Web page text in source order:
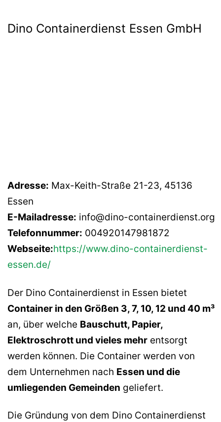
Dino Containerdienst Essen GmbH
Adresse: Max-Keith-Straße 21-23, 45136
Essen
E-Mailadresse: info@dino-containerdienst.org
Telefonnummer: 004920147981872
Webseite:https://www.dino-containerdienst-
essen.de/
Der Dino Containerdienst in Essen bietet
Container in den Größen 3, 7, 10, 12 und 40 m³
an, über welche Bauschutt, Papier,
Elektroschrott und vieles mehr entsorgt
werden können. Die Container werden von
dem Unternehmen nach Essen und die
umliegenden Gemeinden geliefert.
Die Gründung von dem Dino Containerdienst